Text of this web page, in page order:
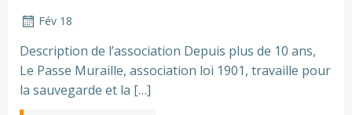
Fév 18
Description de l’association Depuis plus de 10 ans,
Le Passe Muraille, association loi 1901, travaille pour
la sauvegarde et la […]